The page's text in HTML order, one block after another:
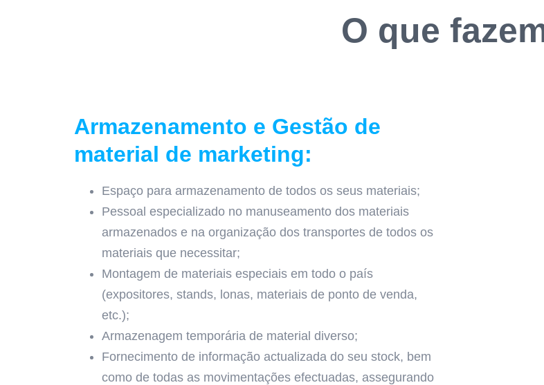
O que
Armazenamento e Gestão de
material de marketing:
Espaço para armazenamento de todos os seus materiais;
Pessoal especializado no manuseamento dos materiais
armazenados e na organização dos transportes de todos os
materiais que necessitar;
Montagem de materiais especiais em todo o país
(expositores, stands, lonas, materiais de ponto de venda,
etc.);
Armazenagem temporária de material diverso;
Fornecimento de informação actualizada do seu stock, bem
como de todas as movimentações efectuadas, assegurando